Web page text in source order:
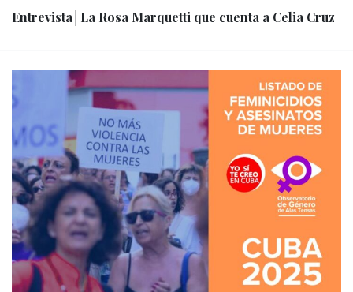
Entrevista│La Rosa Marquetti que cuenta a Celia Cruz